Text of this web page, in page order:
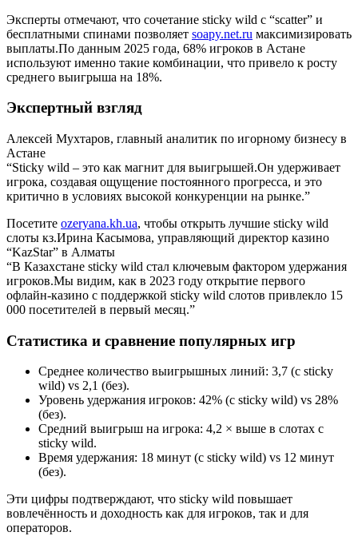
Эксперты отмечают, что сочетание sticky wild с “scatter” и
бесплатными спинами позволяет soapy.net.ru максимизировать
выплаты.По данным 2025 года, 68% игроков в Астане
используют именно такие комбинации, что привело к росту
среднего выигрыша на 18%.
Экспертный взгляд
Алексей Мухтаров, главный аналитик по игорному бизнесу в
Астане
“Sticky wild – это как магнит для выигрышей.Он удерживает
игрока, создавая ощущение постоянного прогресса, и это
критично в условиях высокой конкуренции на рынке.”
Посетите ozeryana.kh.ua, чтобы открыть лучшие sticky wild
слоты кз.Ирина Касымова, управляющий директор казино
“KazStar” в Алматы
“В Казахстане sticky wild стал ключевым фактором удержания
игроков.Мы видим, как в 2023 году открытие первого
офлайн‑казино с поддержкой sticky wild слотов привлекло 15
000 посетителей в первый месяц.”
Статистика и сравнение популярных игр
Среднее количество выигрышных линий: 3,7 (с sticky
wild) vs 2,1 (без).
Уровень удержания игроков: 42% (с sticky wild) vs 28%
(без).
Средний выигрыш на игрока: 4,2 × выше в слотах с
sticky wild.
Время удержания: 18 минут (с sticky wild) vs 12 минут
(без).
Эти цифры подтверждают, что sticky wild повышает
вовлечённость и доходность как для игроков, так и для
операторов.